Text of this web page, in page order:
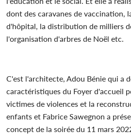
dont des caravanes de vaccination,
d'hôpital, la distribution de milliers
l'organisation d'arbres de Noël etc.
C'est l'architecte, Adou Bénie qui a
caractéristiques du Foyer d'accueil
victimes de violences et la
enfants et Fabrice Sawegnon a
concept de la soirée du 11 mars